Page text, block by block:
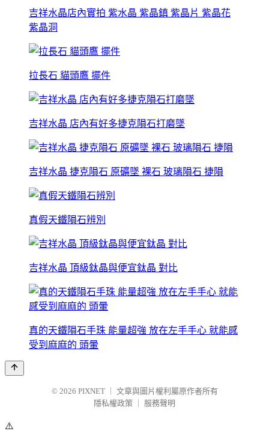
吉祥水晶店內實拍 紫水晶 紫晶鎮 紫晶片 紫晶花
紫晶洞
拉長石 貓頭鷹 擺件
吉祥水晶 店內有好多捷克隕石打磨墜
吉祥水晶 捷克隕石 原礦墜 裸石 玻璃隕石 捷隕
真假天鐵隕石辨別
吉祥水晶 頂級鈦晶與便宜鈦晶 對比
真的天鐵隕石手珠 能量超強 放在左手手心 就能感
受到麻麻的 頭暈
© 2026 PIXNET
文章與圖片權利屬原作者所有
隱私權政策
服務聲明
⚠️